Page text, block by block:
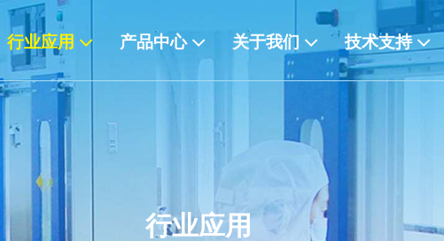
行业应用 产品中心 关于我们 技术支持
行业应用